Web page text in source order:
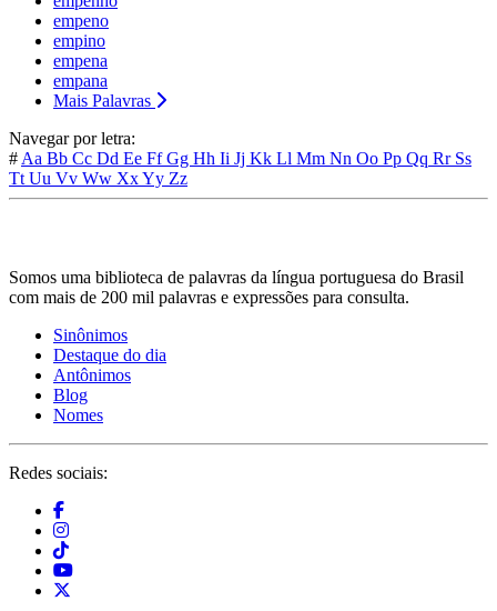
empeno
empino
empena
empana
Mais Palavras
Navegar por letra:
# Aa Bb Cc Dd Ee FfGg Hh Ii Jj Kk Ll Mm Nn Oo Pp Qq Rr Ss
Tt Uu Vv Ww XxYy Zz
Somos uma biblioteca de palavras da língua portuguesa do Brasil
com mais de 200 mil palavras e expressões para consulta.
Sinônimos
Destaque do dia
Antônimos
Blog
Nomes
Redes sociais: